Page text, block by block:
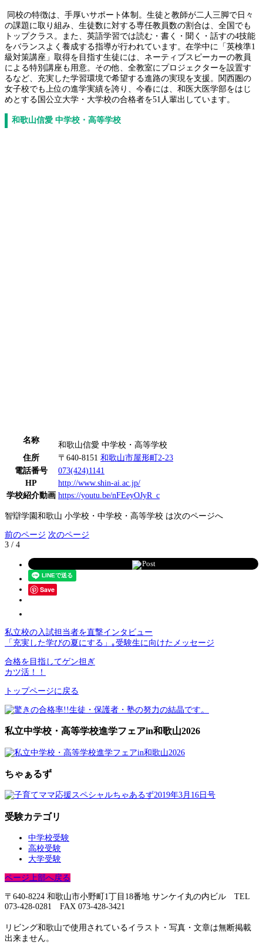
同校の特徴は、手厚いサポート体制。生徒と教師が二人三脚で日々
の課題に取り組み、生徒数に対する専任教員数の割合は、全国でも
トップクラス。また、英語学習では読む・書く・聞く・話すの4技能
をバランスよく養成する指導が行われています。在学中に「英検準1
級対策講座」取得を目指す生徒には、ネーティブスピーカーの教員
による特別講座も用意。その他、全教室にプロジェクターを設置す
るなど、充実した学習環境で希望する進路の実現を支援。関西圏の
女子校でも上位の進学実績を誇り、今春には、和医大医学部をはじ
めとする国公立大学・大学校の合格者を51人輩出しています。
和歌山信愛 中学校・高等学校
名称
和歌山信愛 中学校・高等学校
住所
〒640-8151 和歌山市屋形町2-23
電話番号
073(424)1141
HP
http://www.shin-ai.ac.jp/
学校紹介動画 https://youtu.be/nFEeyOJyR_c
智辯学園和歌山 小学校・中学校・高等学校 は次のページへ
前のページ 次のページ
3 / 4
Post
Save
私立校の入試担当者を直撃インタビュー
「充実した学びの夏にする」｡受験生に向けたメッセージ
合格を目指してゲン担ぎ
カツ活！！
トップページに戻る
私立中学校・高等学校進学フェアin和歌山2026
ちゃぁるず
受験カテゴリ
中学校受験
高校受験
大学受験
ページ上部へ戻る
〒640-8224 和歌山市小野町1丁目18番地 サンケイ丸の内ビル TEL
073-428-0281 FAX 073-428-3421
リビング和歌山で使用されているイラスト・写真・文章は無断掲載
出来ません。